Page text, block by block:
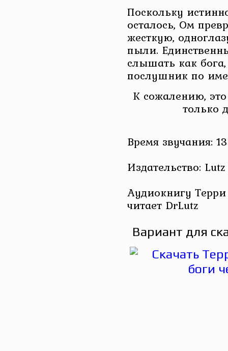
Поскольку
осталось, Ом
жесткую,
пыли.
слышать как
послушник по
К сожалению,
только
Время звучания:
Издательство:
Аудиокнигу
читает DrLutz
Вариант для